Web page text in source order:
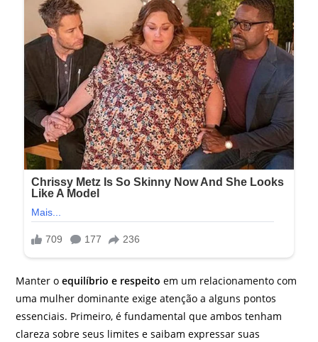
Manter oequilíbrio e respeito em um relacionamento com
uma mulher dominante exige atenção a alguns pontos
essenciais. Primeiro, é fundamental que ambos tenham
clareza sobre seus limites e saibam expressar suas